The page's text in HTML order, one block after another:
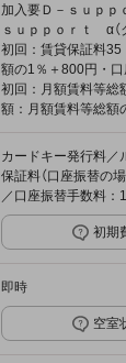
加入要Ｄ－ｓｕｐｐ
ｓｕｐｐｏｒｔ α（
初回：賃貸保証料
額の1％＋800円・口
初回：月額賃料等総
額：月額賃料等総額
カードキー発行料／
保証料（口座振替の
／口座振替手数料：
初期
即時
空室